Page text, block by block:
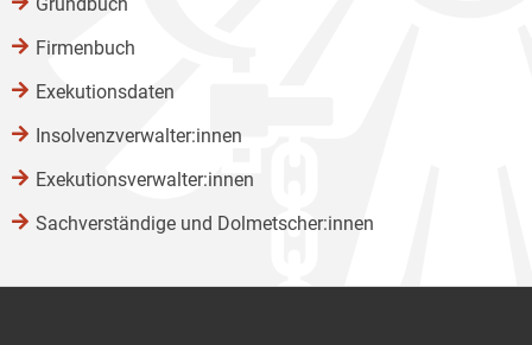
Grundbuch
Firmenbuch
Exekutionsdaten
Insolvenzverwalter:innen
Exekutionsverwalter:innen
Sachverständige und Dolmetscher:innen